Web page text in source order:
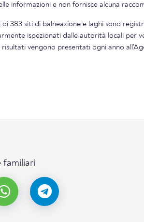
informazioni e non fornisce alcuna
383 siti di balneazione e laghi sono
ispezionati dalle autorità locali per
risultati vengono presentati ogni anno
familiari